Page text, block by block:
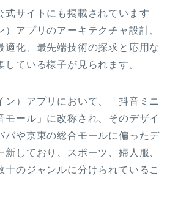
式サイトにも掲載されています
）アプリのアーキテクチャ設計、
適化、最先端技術の探求と応用な
している様子が見られます。
ン）アプリにおいて、「抖音ミニ
モール」に改称され、そのデザイ
バや京東の総合モールに偏ったデ
しており、スポーツ、婦人服、
十のジャンルに分けられているこ